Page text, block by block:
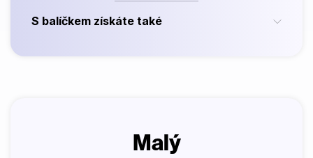
S balíčkem získáte také
Malý